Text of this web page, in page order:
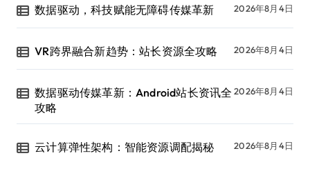
数据驱动，科技赋能无障碍传媒革新 2026年8月4日
VR跨界融合新趋势：站长资源全攻略 2026年8月4日
数据驱动传媒革新：Android站长资讯全
攻略
2026年8月4日
云计算弹性架构：智能资源调配揭秘 2026年8月4日